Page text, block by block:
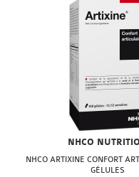
NHCO
NHCO ARTIXINE CONFORT
GÉLULES